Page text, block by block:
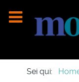
Sei qui: